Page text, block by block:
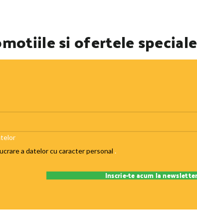
si ofertele speciale
a datelor cu caracter personal .